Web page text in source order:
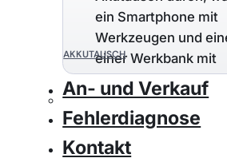
AKKUTAUSCH
An- und Verkauf
Fehlerdiagnose
Kontakt